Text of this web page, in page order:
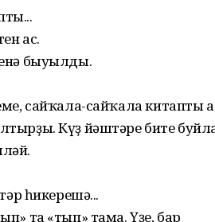
ас.
быуылды.
сайҡала-сайҡала китапты
Күҙ йәштәре бите
һикерешә...
та «тып» тама. Үҙе, бар